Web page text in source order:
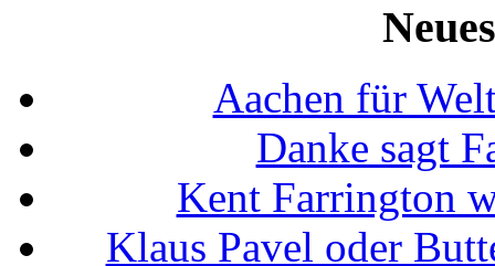
Aachen für
Danke sagt
Kent Farrington
Klaus Pavel oder